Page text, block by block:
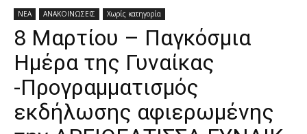
ΝΕΑ ΑΝΑΚΟΙΝΩΣΕΙΣ Χωρίς κατηγορία
8 Μαρτίου – Παγκόσμια
Ημέρα της Γυναίκας
-Προγραμματισμός
εκδήλωσης αφιερωμένης